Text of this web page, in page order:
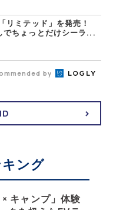
リミテッド」を発売！
でちょっとだけシーラ...
by
ング
× キャンプ」体験